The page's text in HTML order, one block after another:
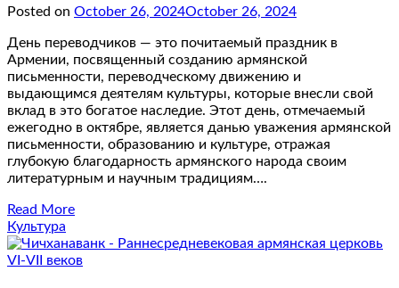
Posted on October 26, 2024October 26, 2024
День переводчиков — это почитаемый праздник в
Армении, посвященный созданию армянской
письменности, переводческому движению и
выдающимся деятелям культуры, которые внесли свой
вклад в это богатое наследие. Этот день, отмечаемый
ежегодно в октябре, является данью уважения армянской
письменности, образованию и культуре, отражая
глубокую благодарность армянского народа своим
литературным и научным традициям….
Read More
Культура